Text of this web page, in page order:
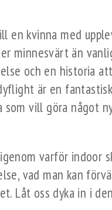
kvinna med
minnesvärt än
och en historia
är en
vill göra något
varför indoor
vad man kan
Låt oss dyka in i